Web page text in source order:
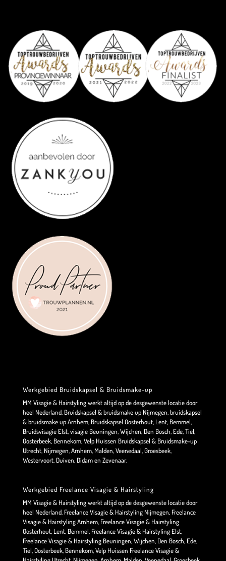
Werkgebied Bruidskapsel & Bruidsmake-up
MM Visagie & Hairstyling werkt altijd op de desgewenste locatie door
heel Nederland. Bruidskapsel & bruidsmake up Nijmegen, bruidskapsel
& bruidsmake up Arnhem, Bruidskapsel Oosterhout, Lent, Bemmel,
Bruidsvisagie Elst, visagie Beuningen, Wijchen, Den Bosch, Ede, Tiel,
Oosterbeek, Bennekom, Velp Huissen Bruidskapsel & Bruidsmake-up
Utrecht, Nijmegen, Arnhem, Malden, Veenedaal, Groesbeek,
Westervoort, Duiven, Didam en Zevenaar.
Werkgebied Freelance Visagie & Hairstyling
MM Visagie & Hairstyling werkt altijd op de desgewenste locatie door
heel Nederland. Freelance Visagie & Hairstyling Nijmegen, Freelance
Visagie & Hairstyling Arnhem, Freelance Visagie & Hairstyling
Oosterhout, Lent, Bemmel, Freelance Visagie & Hairstyling Elst,
Freelance Visagie & Hairstyling Beuningen, Wijchen, Den Bosch, Ede,
Tiel, Oosterbeek, Bennekom, Velp Huissen Freelance Visagie &